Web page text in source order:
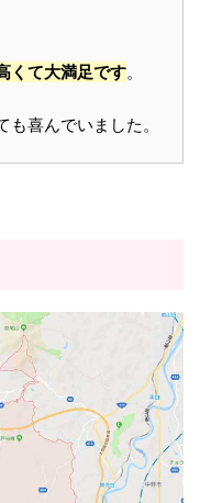
くて大満足です。
喜んでいました。